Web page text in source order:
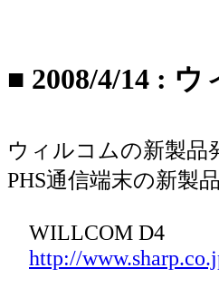
■ 2008/4/14 : ウ
ウィルコムの新製品
PHS通信端末の新製品
WILLCOM D4
http://